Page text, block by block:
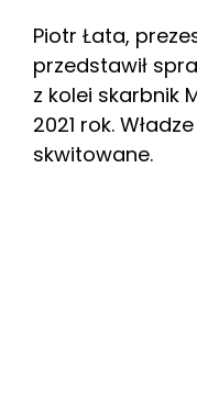
Piotr Łata,
przedstawił
z kolei skarbnik
2021 rok.
skwitowane.